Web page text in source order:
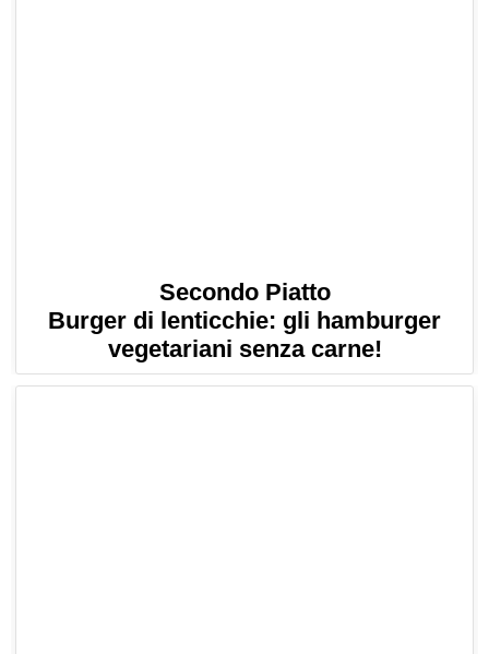
Secondo Piatto
Burger di lenticchie: gli hamburger
vegetariani senza carne!